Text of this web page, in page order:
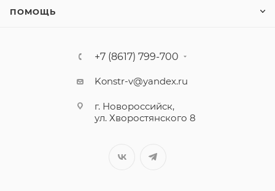
ПОМОЩЬ
+7 (8617) 799-700
Konstr-v@yandex.ru
г. Новороссийск,
ул. Хворостянского 8